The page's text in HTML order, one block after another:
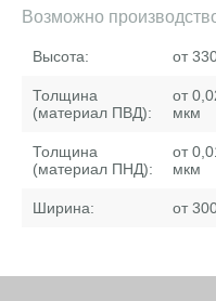
Возможно
Высота: от
Толщина
(материал ПВД):
от
мкм
Толщина
(материал ПНД):
от
мкм
Ширина: от